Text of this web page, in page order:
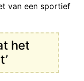
van een sportief
het